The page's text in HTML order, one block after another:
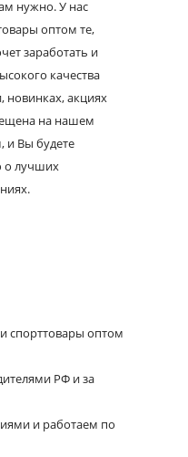
нужно. У нас
оптом те,
заработать и
качества
акциях
на нашем
и Вы будете
о лучших
спорттовары оптом
РФ и за
и работаем по